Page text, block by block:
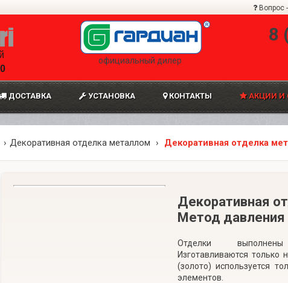
Вопрос
официальный дилер
8
ДОСТАВКА УСТАНОВКА КОНТАКТЫ АКЦИИ И
Декоративная отделка металлом Декоративная отделка
Декоративная
Метод давления
Отделки
Изготавливаются
(золото) используется
элементов.